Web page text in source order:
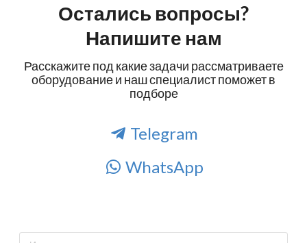
Остались вопросы?
Напишите нам
Расскажите под какие задачи рассматриваете
оборудование и наш специалист поможет в
подборе
Telegram
WhatsApp